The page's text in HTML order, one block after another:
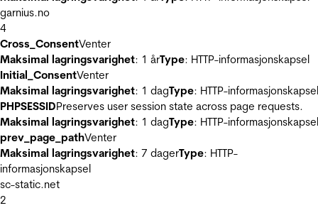
garnius.no
4
Cross_ConsentVenter
Maksimal lagringsvarighet: 1 årType: HTTP-informasjonskapsel
Initial_ConsentVenter
Maksimal lagringsvarighet: 1 dagType: HTTP-informasjonskapsel
PHPSESSIDPreserves user session state across page requests.
Maksimal lagringsvarighet: 1 dagType: HTTP-informasjonskapsel
prev_page_pathVenter
Maksimal lagringsvarighet: 7 dagerType: HTTP-
informasjonskapsel
sc-static.net
2